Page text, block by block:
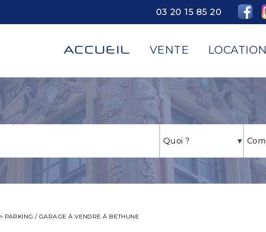
03 20 15 85 20
ACCUEIL VENTE LOCATION
> PARKING / GARAGE À VENDRE À BETHUNE